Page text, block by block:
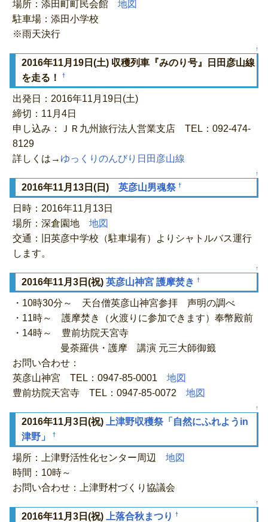
場所：添田町町民会館 地図
駐車場：添田小学校
※雨天決行
↑
2016年11月19日(土) 収穫列車『みのり号』日田彦山線
を走る！
†
出発日：2016年11月19日(土)
締切：11月4日
申し込み：ＪＲ九州旅行法人営業支店 TEL：092-474-
8129
詳しくは→ ゆっくりのんびり日田彦山線
↑
2016年11月13日(日) 英彦山男魂祭 †
日時：2016年11月13日
場所：深倉園地 地図
交通：旧英彦中学校（駐車場有）よりシャトルバス運行
します。
↑
2016年11月3日(祝) 英彦山神宮 護摩焚き †
・10時30分～ 天台僧英彦山神宮参拝 声明の調べ
・11時～ 護摩焚き（火渡りに参加できます）奉幣殿前
・14時～ 豊前坊院天宮寺
曼荼羅供・護摩 講演 元三大師御籤
お問い合わせ：
英彦山神宮 TEL：0947-85-0001 地図
豊前坊院天宮寺 TEL：0947-85-0072 地図
↑
2016年11月3日(祝)
上津野収穫祭「自然にふれようin
津野」
†
場所：上津野活性化センター周辺 地図
時間：10時～
お問い合わせ：上津野村づくり協議会
↑
2016年11月3日(祝) 上落合秋まつり †